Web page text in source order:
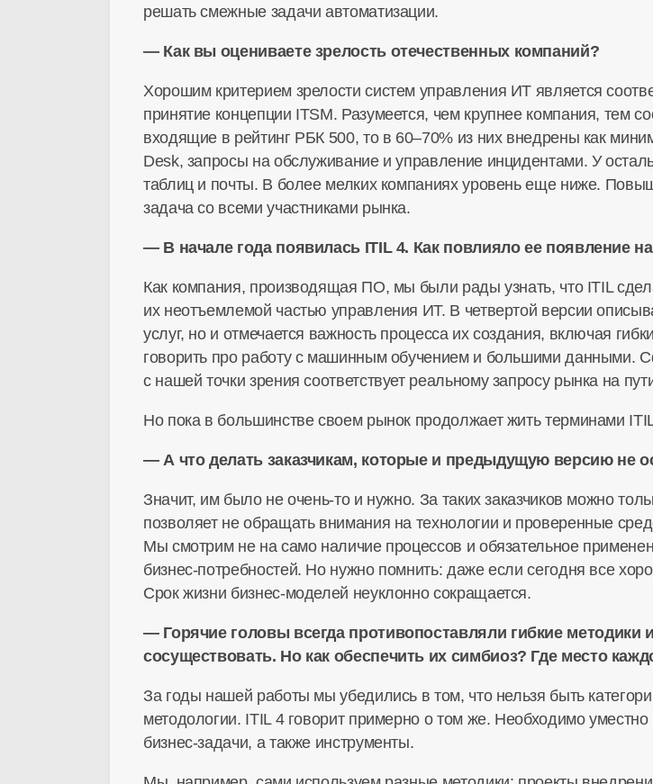
решать смежные задачи автоматизации.
— Как вы оцениваете зрелость отечественных компаний?
Хорошим критерием зрелости систем управления ИТ является
принятие концепции ITSM. Разумеется, чем крупнее компания, тем
входящие в рейтинг РБК 500, то в 60–70% из них внедрены как
Desk, запросы на обслуживание и управление инцидентами. У
таблиц и почты. В более мелких компаниях уровень еще ниже.
задача со всеми участниками рынка.
— В начале года появилась ITIL 4. Как повлияло ее появление
Как компания, производящая ПО, мы были рады узнать, что ITIL
их неотъемлемой частью управления ИТ. В четвертой версии
услуг, но и отмечается важность процесса их создания, включая
говорить про работу с машинным обучением и большими данными.
с нашей точки зрения соответствует реальному запросу рынка на
Но пока в большинстве своем рынок продолжает жить терминами
— А что делать заказчикам, которые и предыдущую версию не
Значит, им было неочень-тои нужно. За таких заказчиков можно
позволяет не обращать внимания на технологии и проверенные
Мы смотрим не на само наличие процессов и обязательное
бизнес-потребностей. Но нужно помнить: даже если сегодня все
Срок жизни бизнес-моделей неуклонно сокращается.
— Горячие головы всегда противопоставляли гибкие методики
сосуществовать. Но как обеспечить их симбиоз? Где место
За годы нашей работы мы убедились в том, что нельзя быть
методологии. ITIL 4 говорит примерно о том же. Необходимо
бизнес-задачи, а также инструменты.